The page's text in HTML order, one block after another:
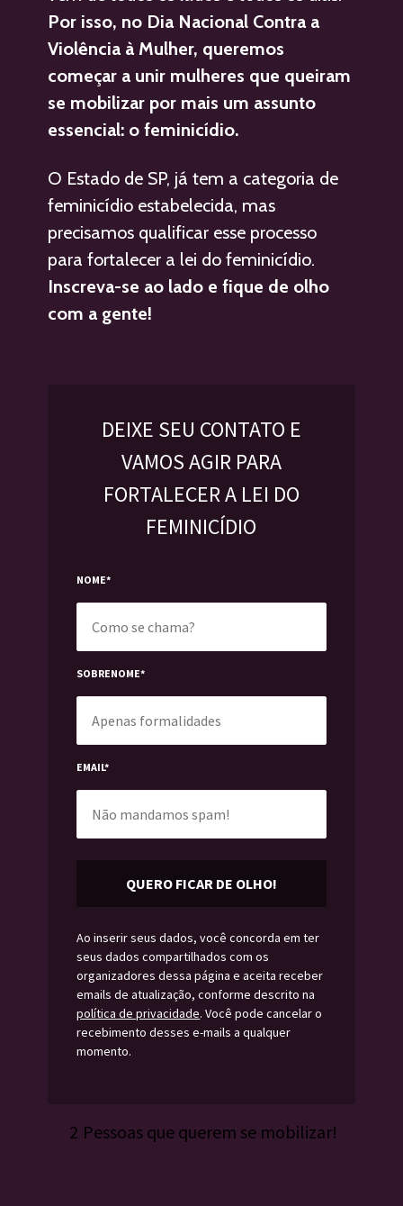
Por isso, no Dia Nacional Contra a
Violência à Mulher, queremos
começar a unir mulheres que queiram
se mobilizar por mais um assunto
essencial: o feminicídio.
O Estado de SP, já tem a categoria de
feminicídio estabelecida, mas
precisamos qualificar esse processo
para fortalecer a lei do feminicídio.
Inscreva-se ao lado e fique de olho
com a gente!
DEIXE SEU CONTATO E
VAMOS AGIR PARA
FORTALECER A LEI DO
FEMINICÍDIO
NOME*
SOBRENOME*
EMAIL*
QUERO FICAR DE OLHO!
Ao inserir seus dados, você concorda em ter
seus dados compartilhados com os
organizadores dessa página e aceita receber
emails de atualização, conforme descrito na
política de privacidade. Você pode cancelar o
recebimento desses e-mails a qualquer
momento.
2 Pessoas que querem se mobilizar!